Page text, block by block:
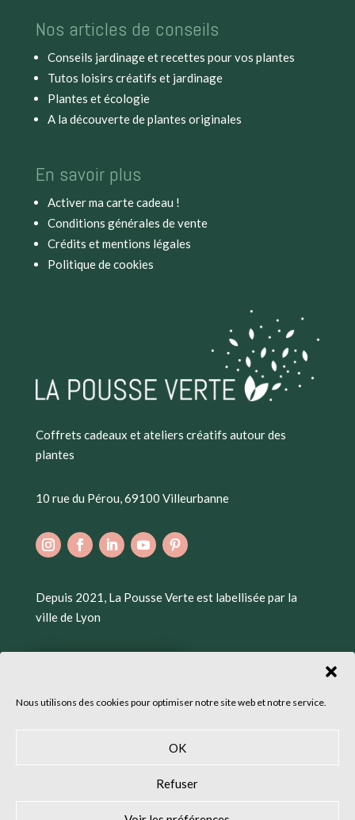
Nous utilisons des cookies pour optimiser notre site web et notre service.
OK
Refuser
Nos articles de conseils
Conseils jardinage et recettes pour vos plantes
Tutos loisirs créatifs et jardinage
Plantes et écologie
A la découverte de plantes originales
En savoir plus
Activer ma carte cadeau !
Conditions générales de vente
Crédits et mentions légales
Politique de cookies
Coffrets cadeaux et ateliers créatifs autour des
plantes
10 rue du Pérou, 69100 Villeurbanne
Depuis 2021, La Pousse Verte est labellisée par la
ville de Lyon